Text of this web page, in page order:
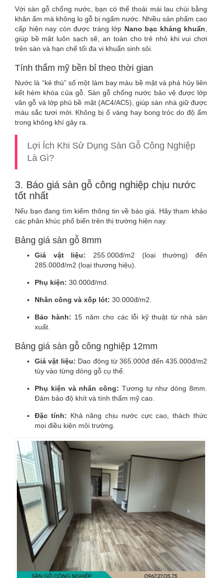
Với sàn gỗ chống nước, bạn có thể thoải mái lau chùi bằng
khăn ẩm mà không lo gỗ bị ngấm nước. Nhiều sản phẩm cao
cấp hiện nay còn được tráng lớp Nano bạc kháng khuẩn,
giúp bề mặt luôn sạch sẽ, an toàn cho trẻ nhỏ khi vui chơi
trên sàn và hạn chế tối đa vi khuẩn sinh sôi.
Tính thẩm mỹ bền bỉ theo thời gian
Nước là “kẻ thù” số một làm bay màu bề mặt và phá hủy liên
kết hèm khóa của gỗ. Sàn gỗ chống nước bảo vệ được lớp
vân gỗ và lớp phủ bề mặt (AC4/AC5), giúp sàn nhà giữ được
màu sắc tươi mới. Không bị ố vàng hay bong tróc do độ ẩm
trong không khí gây ra.
Lợi Ích Khi Sử Dụng Sàn Gỗ Công Nghiệp
Là Gì?
3. Báo giá sàn gỗ công nghiệp chịu nước
tốt nhất
Nếu bạn đang tìm kiếm thông tin về báo giá. Hãy tham khảo
các phân khúc phổ biến trên thị trường hiện nay.
Bảng giá sàn gỗ 8mm
Giá vật liệu: 255.000đ/m2 (loại thường) đến
285.000đ/m2 (loại thương hiệu).
Phụ kiện: 30.000đ/md.
Nhân công và xốp lót: 30.000đ/m2.
Bảo hành: 15 năm cho các lỗi kỹ thuật từ nhà sản
xuất.
Bảng giá sàn gỗ công nghiệp 12mm
Giá vật liệu: Dao động từ 365.000đ đến 435.000đ/m2
tùy vào từng dòng gỗ cụ thể.
Phụ kiện và nhân công: Tương tự như dòng 8mm.
Đảm bảo độ khít và tính thẩm mỹ cao.
Đặc tính: Khả năng chịu nước cực cao, thách thức
mọi điều kiện môi trường.